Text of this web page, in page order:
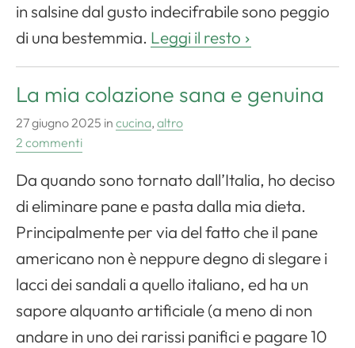
in salsine dal gusto indecifrabile sono peggio
di una bestemmia. Leggi il resto
La mia colazione sana e genuina
27 giugno 2025 in cucina, altro
2 commenti
Da quando sono tornato dall’Italia, ho deciso
di eliminare pane e pasta dalla mia dieta.
Principalmente per via del fatto che il pane
americano non è neppure degno di slegare i
lacci dei sandali a quello italiano, ed ha un
sapore alquanto artificiale (a meno di non
andare in uno dei rarissi panifici e pagare 10